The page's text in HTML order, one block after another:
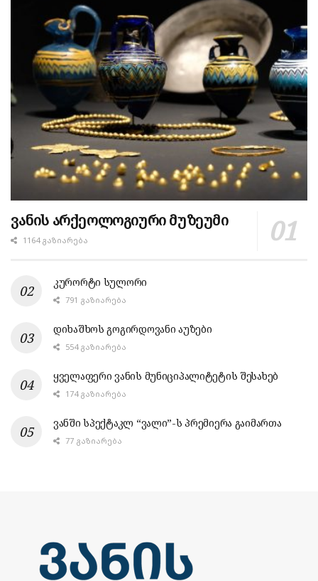
ვანის არქეოლოგიური მუზეუმი
1164 ᲒᲐᲖᲘᲐᲠᲔᲑᲐ
კურორტი სულორი
791 ᲒᲐᲖᲘᲐᲠᲔᲑᲐ
დიხაშხოს გოგირდოვანი აუზები
554 ᲒᲐᲖᲘᲐᲠᲔᲑᲐ
ყველაფერი ვანის მუნიციპალიტეტის შესახებ
174 ᲒᲐᲖᲘᲐᲠᲔᲑᲐ
ვანში სპექტაკლ “ვალი”-ს პრემიერა გაიმართა
77 ᲒᲐᲖᲘᲐᲠᲔᲑᲐ